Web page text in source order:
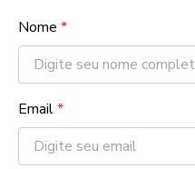
Nome *
Email*